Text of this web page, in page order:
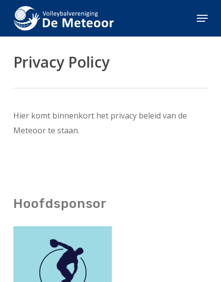
main
Menu
Privacy Policy
Hier komt binnenkort het privacy beleid van de
Meteoor te staan.
Hoofdsponsor